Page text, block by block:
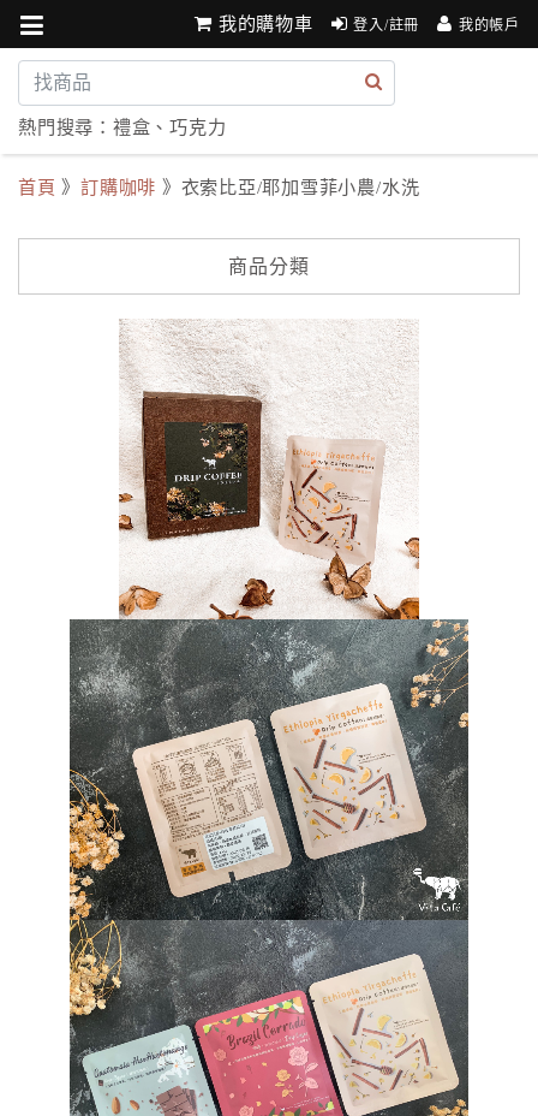
我的購物車 登入/註冊 我的帳戶
首頁 》訂購咖啡 》衣索比亞/耶加雪菲小農/水洗
熱門搜尋： 禮盒 、巧克力
商品分類